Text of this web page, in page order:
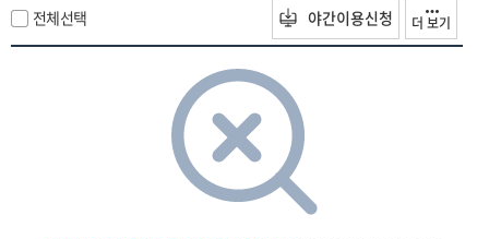
전체선택 야간이용신청 더 보기